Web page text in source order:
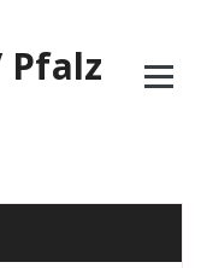
Pfalz